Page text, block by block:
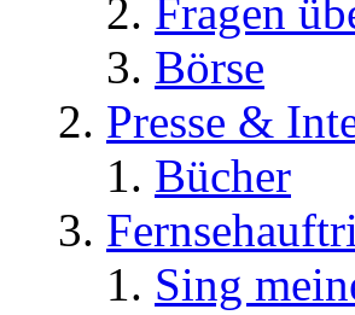
Fragen
Börse
Presse &
Bücher
Sing